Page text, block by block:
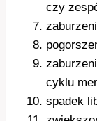
czy
cyklu
spadek